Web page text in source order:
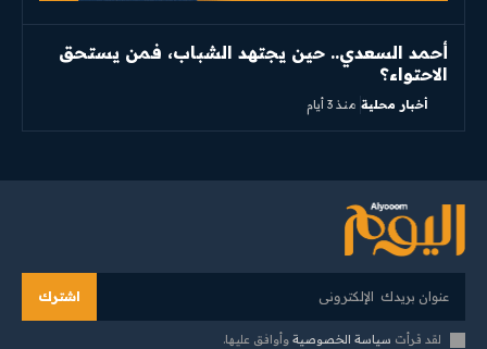
أحمد السعدي.. حين يجتهد الشباب، فمن يستحق
الاحتواء؟
أخبار محلية منذ 3 أيام
اشترك
لقد قرأت سياسة الخصوصية وأوافق عليها.